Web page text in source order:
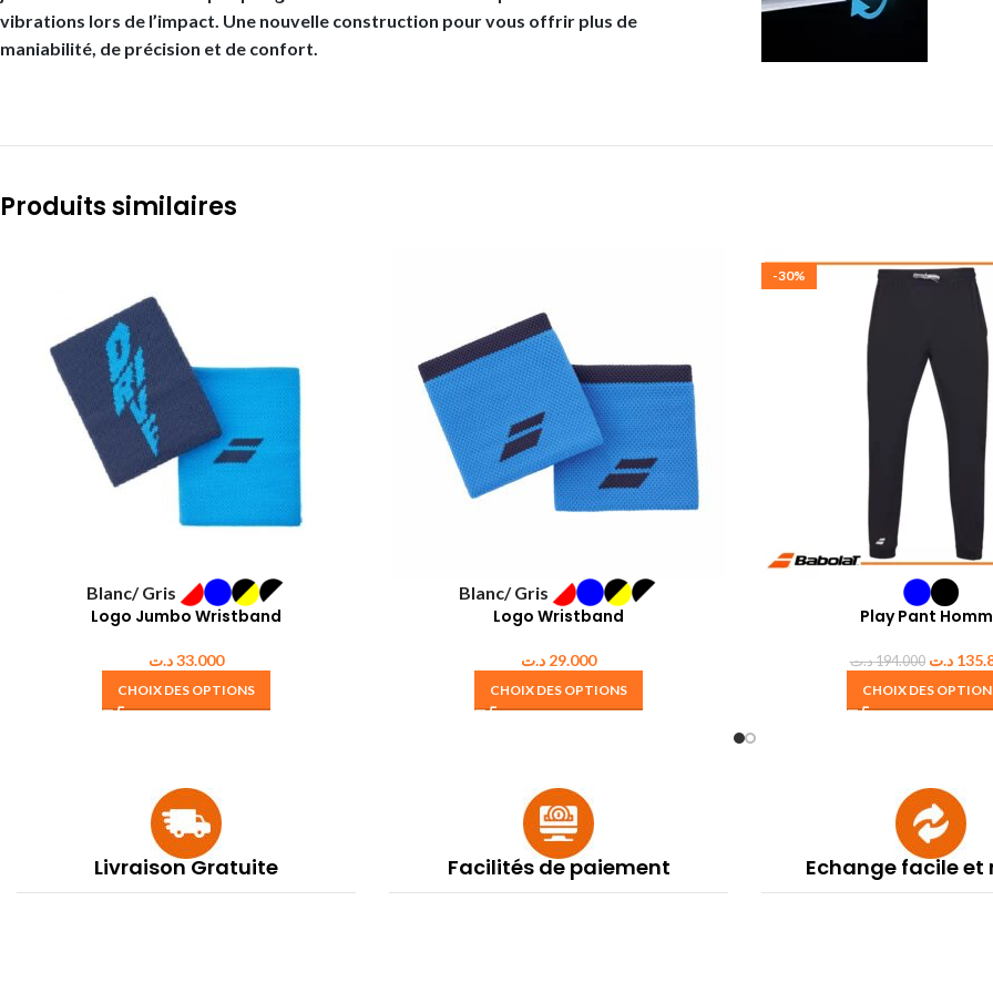
vibrations lors de l’impact. Une nouvelle construction pour vous offrir plus de
maniabilité, de précision et de confort.
Produits similaires
Blanc/ Gris
Logo Jumbo Wristband
33.000د.ت
CHOIX DES OPTIONS
Blanc/ Gris
Logo Wristband
29.000 د.ت
CHOIX DES OPTIONS
-30%
Play Pant
194.000د.ت د.ت
CHOIX DES
Livraison Gratuite Facilités de paiement Echange facile et